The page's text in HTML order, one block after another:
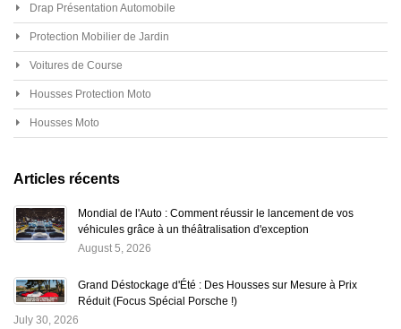
Drap Présentation Automobile
Protection Mobilier de Jardin
Voitures de Course
Housses Protection Moto
Housses Moto
Articles récents
Mondial de l'Auto : Comment réussir le lancement de vos
véhicules grâce à un théâtralisation d'exception
August 5, 2026
Grand Déstockage d'Été : Des Housses sur Mesure à Prix
Réduit (Focus Spécial Porsche !)
July 30, 2026